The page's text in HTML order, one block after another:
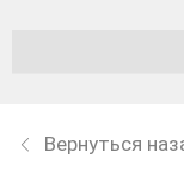
Вернуться